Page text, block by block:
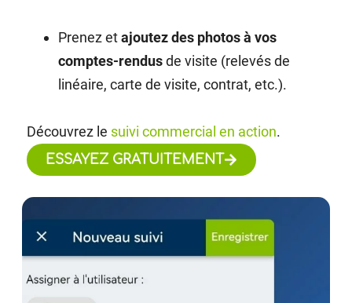
Prenez etajoutez des photos à vos
comptes-rendusde visite (relevés de
linéaire, carte de visite, contrat, etc.).
Découvrez le suivi commercial en action.
ESSAYEZ GRATUITEMENT